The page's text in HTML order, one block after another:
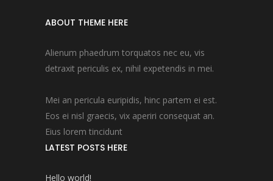
ABOUT THEME HERE
Alienum phaedrum torquatos nec eu, vis
detraxit periculis ex, nihil expetendis in mei.
Mei an pericula euripidis, hinc partem ei est.
Eos ei nisl graecis, vix aperiri consequat an.
Eius lorem tincidunt
LATEST POSTS HERE
Hello world!